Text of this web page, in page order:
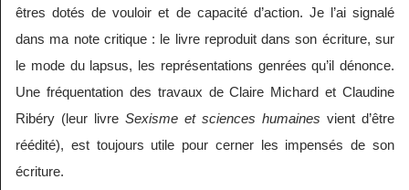
êtres dotés de vouloir et de capacité d’action. Je l’ai signalé
dans ma note critique : le livre reproduit dans son écriture, sur
le mode du lapsus, les représentations genrées qu’il dénonce.
Une fréquentation des travaux de Claire Michard et Claudine
Ribéry (leur livre Sexisme et sciences humaines vient d’être
réédité), est toujours utile pour cerner les impensés de son
écriture.